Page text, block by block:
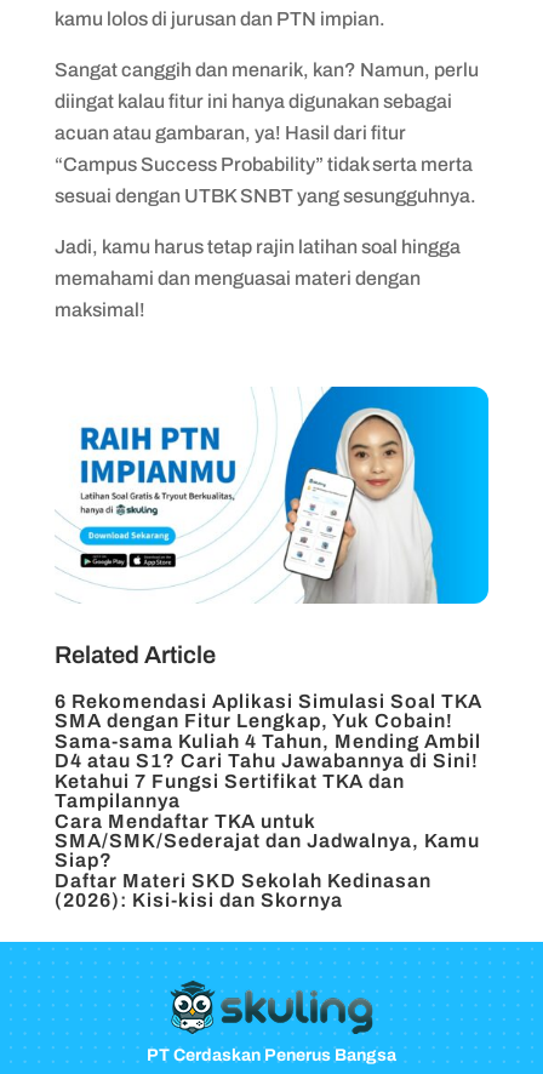
kamu lolos di jurusan dan PTN impian.
Sangat canggih dan menarik, kan? Namun, perlu
diingat kalau fitur ini hanya digunakan sebagai
acuan atau gambaran, ya! Hasil dari fitur
“Campus Success Probability” tidak serta merta
sesuai dengan UTBK SNBT yang sesungguhnya.
Jadi, kamu harus tetap rajin latihan soal hingga
memahami dan menguasai materi dengan
maksimal!
Related Article
6 Rekomendasi Aplikasi Simulasi Soal TKA
SMA dengan Fitur Lengkap, Yuk Cobain!
Sama-sama Kuliah 4 Tahun, Mending Ambil
D4 atau S1? Cari Tahu Jawabannya di Sini!
Ketahui 7 Fungsi Sertifikat TKA dan
Tampilannya
Cara Mendaftar TKA untuk
SMA/SMK/Sederajat dan Jadwalnya, Kamu
Siap?
Daftar Materi SKD Sekolah Kedinasan
(2026): Kisi-kisi dan Skornya
PT Cerdaskan Penerus Bangsa